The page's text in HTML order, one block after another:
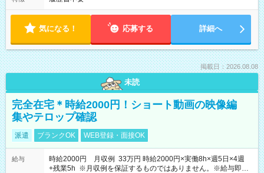
気になる！ 応募する 詳細へ
掲載日：2026.08.08
未読
完全在宅＊時給2000円！ショート動画の映像編
集やテロップ確認
派遣 ブランクOK WEB登録・面接OK
給与
時給2000円 月収例 33万円 時給2000円×実働8h×週5日×4週
+残業5h ※月収例を保証するものではありません。※給与即受